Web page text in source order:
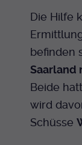
Die Hilfe
befinden
Saarland
Beide
wird
Schüsse